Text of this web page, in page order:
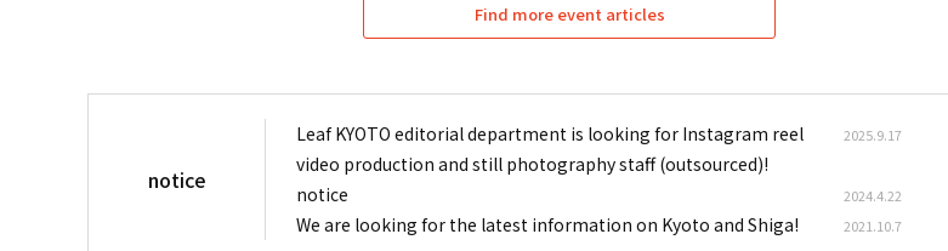
Find more event articles
notice
Leaf KYOTO editorial department is looking for Instagram reel
video production and still photography staff (outsourced)!
2025.9.17
notice 2024.4.22
We are looking for the latest information on Kyoto and Shiga! 2021.10.7